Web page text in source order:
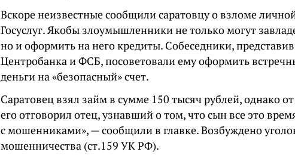
Вскоре неизвестные сообщили саратовцу о взломе
Госуслуг. Якобы злоумышленники не только могут
но и оформить на него кредиты. Собеседники,
Центробанка и ФСБ, посоветовали ему оформить
деньги на «безопасный» счет.
Саратовец взял займ в сумме 150 тысяч рублей, однако
его отговорил отец, узнавший о том, что сын все это
с мошенниками», — сообщили в главке. Возбуждено
мошенничества (ст.159 УК РФ).